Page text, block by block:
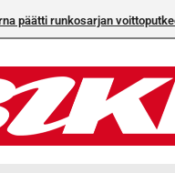
päätti runkosarjan